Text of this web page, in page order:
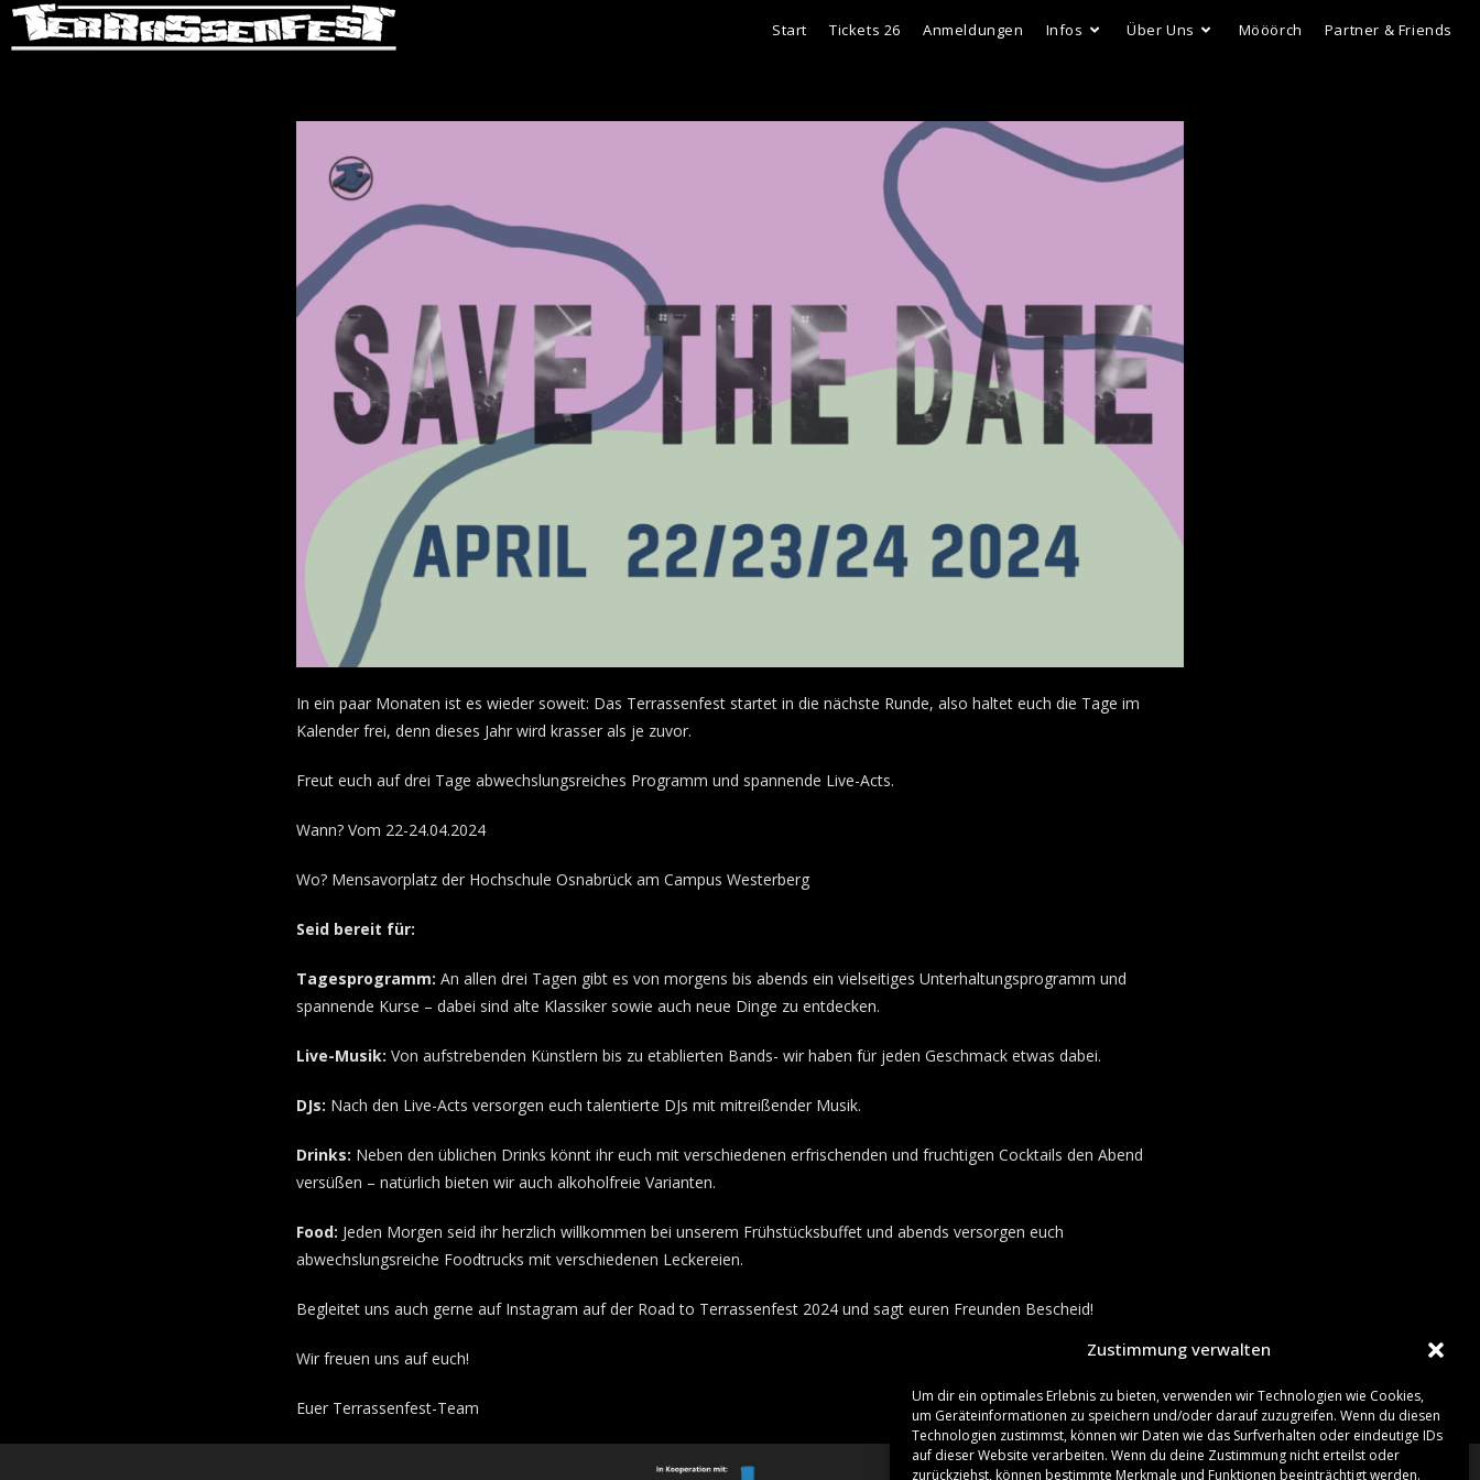
Zustimmung verwalten
Um dir ein optimales Erlebnis zu bieten, verwenden wir Technologien wie Cookies,
um Geräteinformationen zu speichern und/oder darauf zuzugreifen. Wenn du diesen
Technologien zustimmst, können wir Daten wie das Surfverhalten oder eindeutige IDs
auf dieser Website verarbeiten. Wenn du deine Zustimmung nicht erteilst oder
zurückziehst, können bestimmte Merkmale und Funktionen beeinträchtigt werden.
Start Tickets 26 Anmeldungen Infos Über Uns Mööörch Partner & Friends
In ein paar Monaten ist es wieder soweit: Das Terrassenfest startet in die nächste Runde, also haltet euch die Tage im
Kalender frei, denn dieses Jahr wird krasser als je zuvor.
Freut euch auf drei Tage abwechslungsreiches Programm und spannende Live-Acts.
Wann? Vom 22-24.04.2024
Wo? Mensavorplatz der Hochschule Osnabrück am Campus Westerberg
Seid bereit für:
Tagesprogramm: An allen drei Tagen gibt es von morgens bis abends ein vielseitiges Unterhaltungsprogramm und
spannende Kurse – dabei sind alte Klassiker sowie auch neue Dinge zu entdecken.
Live-Musik: Von aufstrebenden Künstlern bis zu etablierten Bands- wir haben für jeden Geschmack etwas dabei.
DJs: Nach den Live-Acts versorgen euch talentierte DJs mit mitreißender Musik.
Drinks: Neben den üblichen Drinks könnt ihr euch mit verschiedenen erfrischenden und fruchtigen Cocktails den Abend
versüßen – natürlich bieten wir auch alkoholfreie Varianten.
Food: Jeden Morgen seid ihr herzlich willkommen bei unserem Frühstücksbuffet und abends versorgen euch
abwechslungsreiche Foodtrucks mit verschiedenen Leckereien.
Begleitet uns auch gerne auf Instagram auf der Road to Terrassenfest 2024 und sagt euren Freunden Bescheid!
Wir freuen uns auf euch!
Euer Terrassenfest-Team